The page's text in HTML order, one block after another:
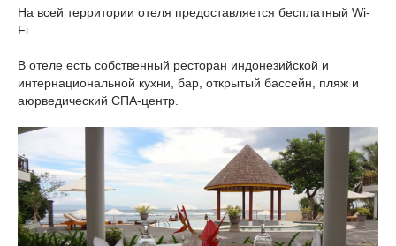
На всей территории отеля предоставляется бесплатный Wi-
Fi.
В отеле есть собственный ресторан индонезийской и
интернациональной кухни, бар, открытый бассейн, пляж и
аюрведический СПА-центр.